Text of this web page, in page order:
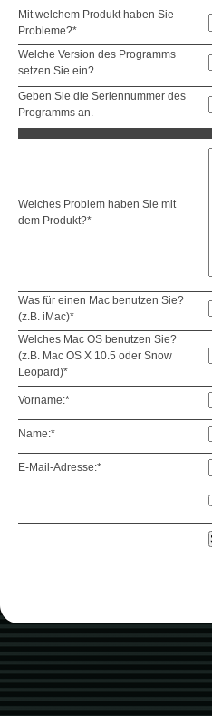
Mit welchem Produkt haben Sie
Probleme?*
Welche Version des Programms
setzen Sie ein?
Geben Sie die Seriennummer des
Programms an.
Welches Problem haben Sie mit
dem Produkt?*
Was für einen Mac benutzen Sie?
(z.B. iMac)*
Welches Mac OS benutzen Sie?
(z.B. Mac OS X 10.5 oder Snow
Leopard)*
Vorname:*
Name:*
E-Mail-Adresse:*